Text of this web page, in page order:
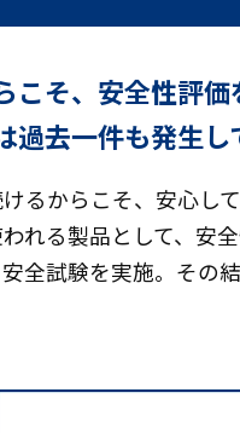
こそ、安全性評
過去一件も発生し
るからこそ、安心し
れる製品として、安
全試験を実施。その